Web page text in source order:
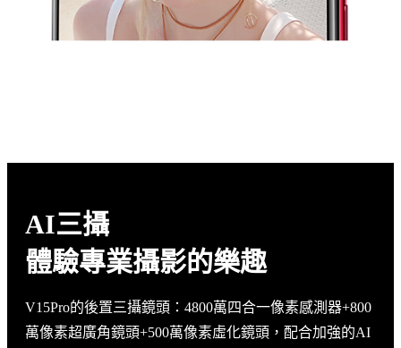
AI三攝
體驗專業攝影的樂趣
V15Pro的後置三攝鏡頭：4800萬四合一像素感測器+800
萬像素超廣角鏡頭+500萬像素虛化鏡頭，配合加強的AI